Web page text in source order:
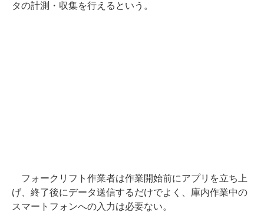
タの計測・収集を行えるという。
フォークリフト作業者は作業開始前にアプリを立ち上
げ、終了後にデータ送信するだけでよく、庫内作業中の
スマートフォンへの入力は必要ない。